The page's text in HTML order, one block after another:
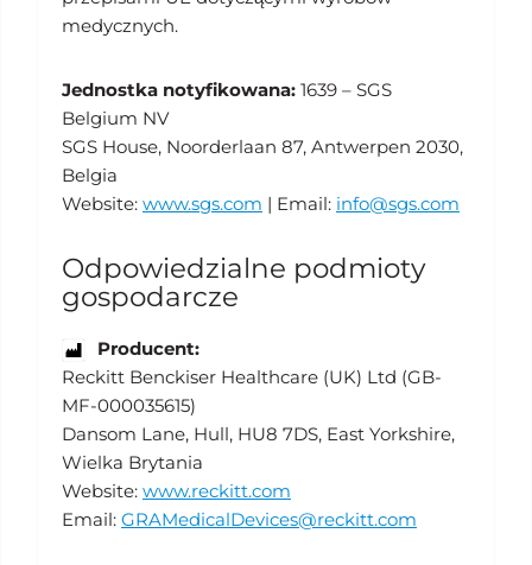
medycznych.
Jednostka notyfikowana: 1639 – SGS
Belgium NV
SGS House, Noorderlaan 87, Antwerpen 2030,
Belgia
Website: www.sgs.com | Email: info@sgs.com
Odpowiedzialne podmioty
gospodarcze
Producent:
Reckitt Benckiser Healthcare (UK) Ltd (GB-
MF-000035615)
Dansom Lane, Hull, HU8 7DS, East Yorkshire,
Wielka Brytania
Website: www.reckitt.com
Email: GRAMedicalDevices@reckitt.com